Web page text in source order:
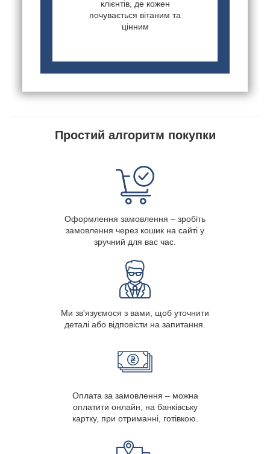
клієнтів, де кожен
почувається вітаним та
цінним
Простий алгоритм покупки
Оформлення замовлення – зробіть
замовлення через кошик на сайті у
зручний для вас час.
Ми зв'язуємося з вами, щоб уточнити
деталі або відповісти на запитання.
Оплата за замовлення – можна
оплатити онлайн, на банківську
картку, при отриманні, готівкою.